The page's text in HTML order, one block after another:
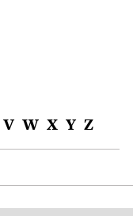
V W X Y Z